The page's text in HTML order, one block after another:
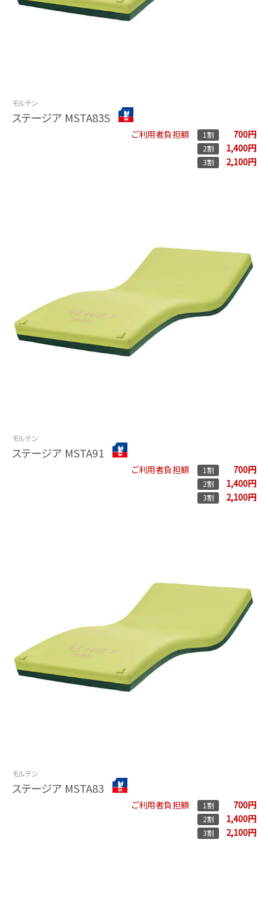
モルテン
ステージア MSTA83S
ご利用者負担額 1割 700円
2割 1,400円
3割 2,100円
モルテン
ステージア MSTA91
ご利用者負担額 1割 700円
2割 1,400円
3割 2,100円
モルテン
ステージア MSTA83
ご利用者負担額 1割 700円
2割 1,400円
3割 2,100円